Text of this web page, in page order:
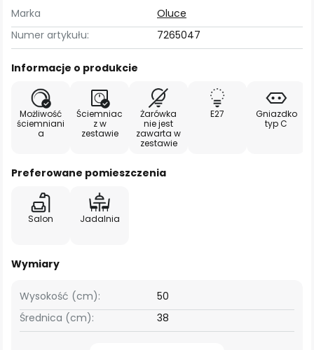
Marka
Oluce
Numer artykułu:
7265047
Informacje o produkcie
Możliwość
ściemniani
a
Ściemniac
z w
zestawie
Żarówka
nie jest
zawarta w
zestawie
E27
Gniazdko
typ C
Preferowane pomieszczenia
Salon Jadalnia
Wymiary
Wysokość (cm):
50
Średnica (cm):
38